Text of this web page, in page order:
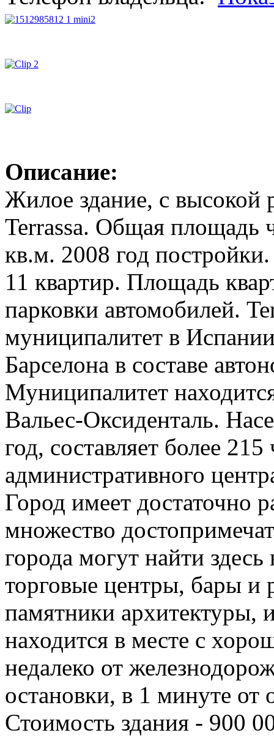
Описание:
Жилое здание, с высокой
Terrassa. Общая площадь
кв.м. 2008 год
11 квартир. Площадь
парковки автомобилей.
муниципалитет в
Барселона в составе
Муниципалитет
Вальес-Оксиденталь.
год, составляет более
административного
Город имеет достаточно
множество
города могут найти
торговые центры, бары и
памятники архитектуры,
находится в месте с
недалеко от
остановки, в 1 минуте от
Стоимость здания - 900